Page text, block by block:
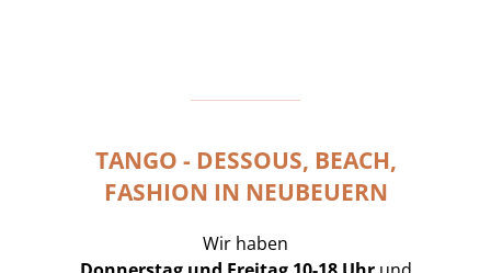
TANGO - DESSOUS, BEACH,
FASHION IN NEUBEUERN
Wir haben